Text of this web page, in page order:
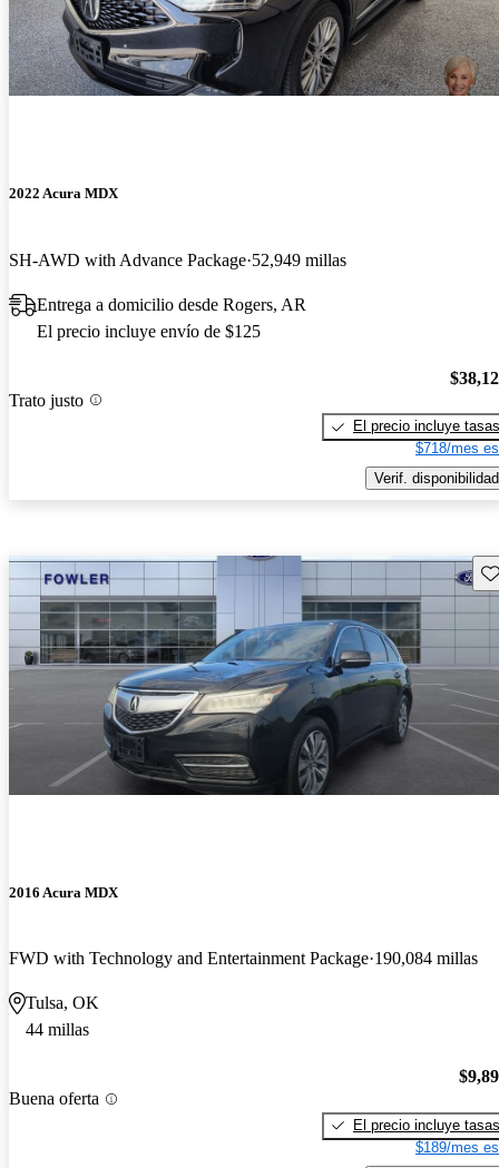
2022 Acura MDX
SH-AWD with Advance Package 52,949 millas
Entrega a domicilio desde Rogers, AR
El precio incluye envío de $125
Trato justo
El precio incluye tasas
$718/mes
Verif. disponibilidad
2016 Acura MDX
FWD with Technology and Entertainment Package 190,084 millas
Tulsa, OK
44 millas
Buena oferta
El precio incluye tasas
$189/mes